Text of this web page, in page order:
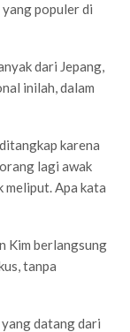
yang populer di
dari Jepang,
inilah, dalam
karena
lagi awak
Apa kata
Kim berlangsung
tanpa
datang dari